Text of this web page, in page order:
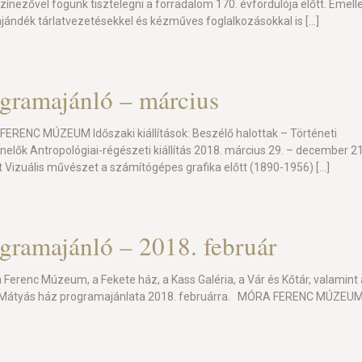
fogunk tisztelegni a forradalom 170. évfordulója előtt.
tárlatvezetésekkel és kézműves foglalkozásokkal is
– március
MÚZEUM Időszaki kiállítások: Beszélő halottak – Történeti
Antropológiai-régészeti kiállítás 2018. március 29. – december 21.
Vizuális művészet a számítógépes grafika előtt (1890-1956)
– 2018. február
Ferenc Múzeum, a Fekete ház, a Kass Galéria, a Vár és Kőtár, valamint
ház programajánlata 2018. februárra. MÓRA FERENC MÚZEUM